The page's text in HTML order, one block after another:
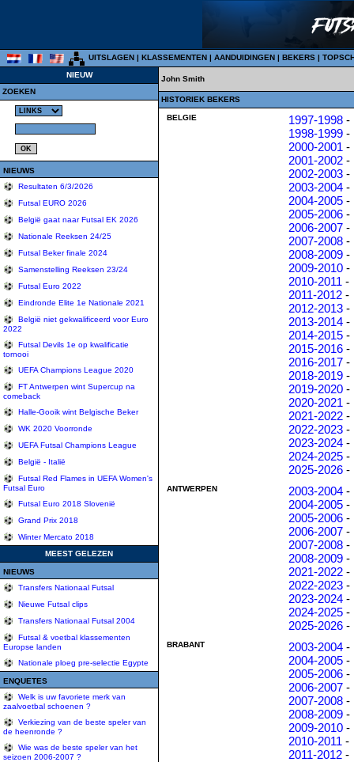
UITSLAGEN | KLASSEMENTEN | AANDUIDINGEN | BEKERS |
NIEUW
ZOEKEN
NIEUWS
Resultaten 6/3/2026
Futsal EURO 2026
België gaat naar Futsal EK 2026
Nationale Reeksen 24/25
Futsal Beker finale 2024
Samenstelling Reeksen 23/24
Futsal Euro 2022
Eindronde Elite 1e Nationale 2021
België niet gekwalificeerd voor Euro
2022
Futsal Devils 1e op kwalificatie
tornooi
UEFA Champions League 2020
FT Antwerpen wint Supercup na
comeback
Halle-Gooik wint Belgische Beker
WK 2020 Voorronde
UEFA Futsal Champions League
België - Italië
Futsal Red Flames in UEFA Women's
Futsal Euro
Futsal Euro 2018 Slovenië
Grand Prix 2018
Winter Mercato 2018
MEEST GELEZEN
NIEUWS
Transfers Nationaal Futsal
Nieuwe Futsal clips
Transfers Nationaal Futsal 2004
Futsal & voetbal klassementen
Europse landen
Nationale ploeg pre-selectie Egypte
ENQUETES
Welk is uw favoriete merk van
zaalvoetbal schoenen ?
Verkiezing van de beste speler van
de heenronde ?
Wie was de beste speler van het
seizoen 2006-2007 ?
John Smith
HISTORIEK BEKERS
BELGIE 1997-1998 -
1998-1999 -
2000-2001 -
2001-2002 -
2002-2003 -
2003-2004 -
2004-2005 -
2005-2006 -
2006-2007 -
2007-2008 -
2008-2009 -
2009-2010 -
2010-2011 -
2011-2012 -
2012-2013 -
2013-2014 -
2014-2015 -
2015-2016 -
2016-2017 -
2018-2019 -
2019-2020 -
2020-2021 -
2021-2022 -
2022-2023 -
2023-2024 -
2024-2025 -
2025-2026 -
ANTWERPEN 2003-2004 -
2004-2005 -
2005-2006 -
2006-2007 -
2007-2008 -
2008-2009 -
2021-2022 -
2022-2023 -
2023-2024 -
2024-2025 -
2025-2026 -
BRABANT 2003-2004 -
2004-2005 -
2005-2006 -
2006-2007 -
2007-2008 -
2008-2009 -
2009-2010 -
2010-2011 -
2011-2012 -